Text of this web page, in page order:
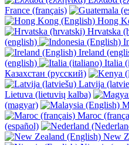
France (français)
Hong
Hrvatska
(english)
Ireland
(english)
Italia
Казахстан (русский)
Latvija
Lietuva (lietuvių kalba)
(magyar)
Maroc
(español)
New